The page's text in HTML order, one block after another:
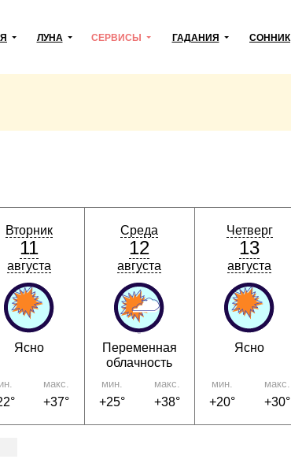
ЛУНА СЕРВИСЫ ГАДАНИЯ СОННИК
Вторник
11
августа
Ясно
макс.
+37°
Среда
12
августа
Переменная
облачность
мин.
+25°
макс.
+38°
Четверг
13
августа
Ясно
мин.
+20°
макс.
+30°